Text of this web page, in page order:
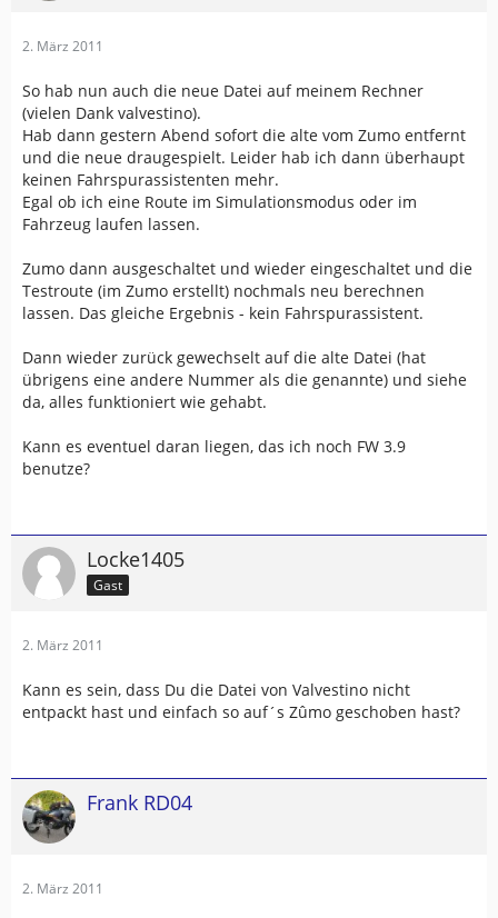
2. März 2011
So hab nun auch die neue Datei auf meinem Rechner
(vielen Dank valvestino).
Hab dann gestern Abend sofort die alte vom Zumo entfernt
und die neue draugespielt. Leider hab ich dann überhaupt
keinen Fahrspurassistenten mehr.
Egal ob ich eine Route im Simulationsmodus oder im
Fahrzeug laufen lassen.
Zumo dann ausgeschaltet und wieder eingeschaltet und die
Testroute (im Zumo erstellt) nochmals neu berechnen
lassen. Das gleiche Ergebnis - kein Fahrspurassistent.
Dann wieder zurück gewechselt auf die alte Datei (hat
übrigens eine andere Nummer als die genannte) und siehe
da, alles funktioniert wie gehabt.
Kann es eventuel daran liegen, das ich noch FW 3.9
benutze?
Locke1405
Gast
2. März 2011
Kann es sein, dass Du die Datei von Valvestino nicht
entpackt hast und einfach so auf´s Zûmo geschoben hast?
Frank RD04
2. März 2011